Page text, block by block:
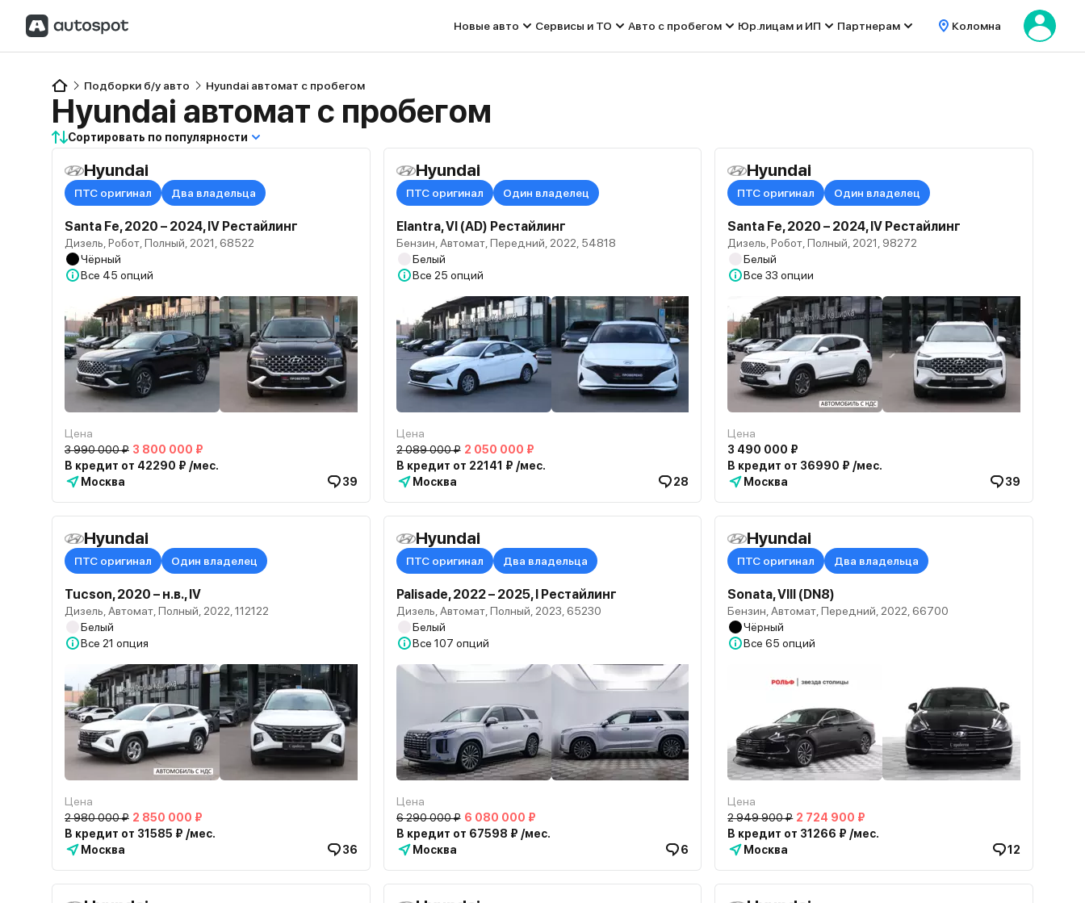
Новые авто Сервисы и ТО Авто с пробегом Юр.лицам и ИП Партнерам Коломна
Подборки б/у авто Hyundai автомат с пробегом
Hyundai автомат с пробегом
Сортировать по популярности
Hyundai
ПТС оригинал Два владельца
Santa Fe, 2020 – 2024, IV Рестайлинг
Дизель, Робот, Полный, 2021, 68522
Чёрный
Все 45 опций
Цена
3 990 000 ₽ 3 800 000 ₽
В кредит от 42290 ₽ /мес.
Москва
39
Hyundai
ПТС оригинал Один владелец
Elantra, VI (AD) Рестайлинг
Бензин, Автомат, Передний, 2022, 54818
Белый
Все 25 опций
Цена
2 089 000 ₽ 2 050 000 ₽
В кредит от 22141 ₽ /мес.
Москва
28
Hyundai
ПТС оригинал Один владелец
Santa Fe, 2020 – 2024, IV Рестайлинг
Дизель, Робот, Полный, 2021, 98272
Белый
Все33 опции
Цена
3 490 000 ₽
В кредит от 36990 ₽ /мес.
Москва
39
Hyundai
ПТС оригинал Один владелец
Tucson, 2020 – н.в., IV
Дизель, Автомат, Полный, 2022, 112122
Белый
Все 21 опция
Цена
2 980 000 ₽ 2 850 000 ₽
В кредит от 31585 ₽ /мес.
Москва
36
Hyundai
ПТС оригинал Два владельца
Palisade, 2022 – 2025, I Рестайлинг
Дизель, Автомат, Полный, 2023, 65230
Белый
Все 107 опций
Цена
6 290 000 ₽ 6 080 000 ₽
В кредит от 67598 ₽ /мес.
Москва
6
Hyundai
ПТС оригинал Два владельца
Sonata, VIII (DN8)
Бензин, Автомат, Передний, 2022, 66700
Чёрный
Все65 опций
Цена
2 949 900 ₽ 2 724 900 ₽
В кредит от 31266 ₽ /мес.
Москва
12